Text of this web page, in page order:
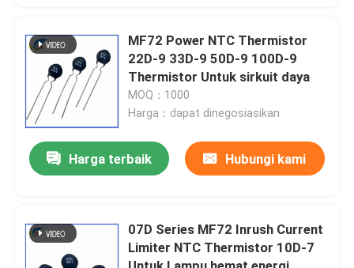
Tinggalkan pesan
Kami akan segera menghubungi Anda
Fuse Kartrid Miniatur
pelindung overload termal
MF72 Power NTC Thermistor
22D-9 33D-9 50D-9 100D-9
Thermistor Untuk sirkuit daya
MOQ：1000
Harga：dapat dinegosiasikan
Harga terbaik Hubungi kami
07D Series MF72 Inrush Current
Limiter NTC Thermistor 10D-7